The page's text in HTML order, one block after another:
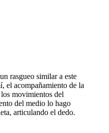
rasgueo similar a este
el acompañamiento de la
movimientos del
del medio lo hago
articulando el dedo.